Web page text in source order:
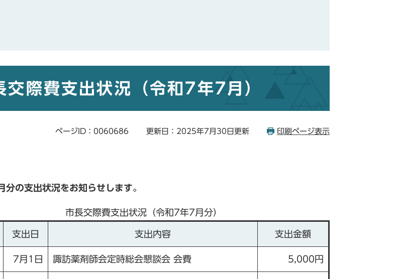
交際費支出状況（令和7年7月）
ページID：0060686 更新日：2025年7月30日更新 印刷ページ表示
分の支出状況をお知らせします。
市長交際費支出状況（令和7年7月分）
支出日 支出内容 支出金額
7月1日 諏訪薬剤師会定時総会懇談会 会費 5,000円